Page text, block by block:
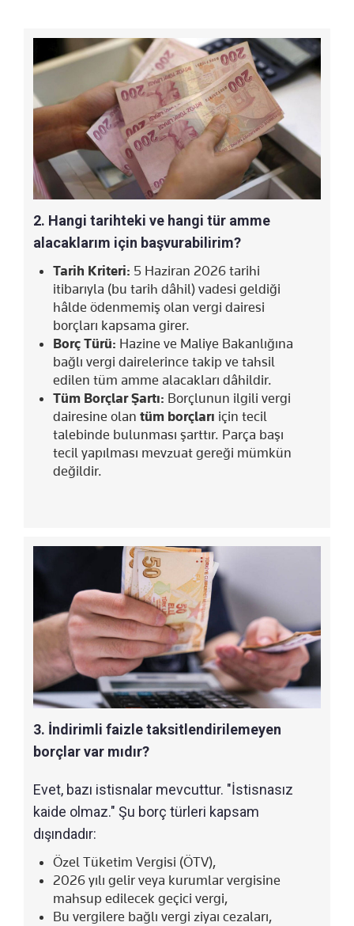
2. Hangi tarihteki ve hangi tür amme
alacaklarım için başvurabilirim?
Tarih Kriteri: 5 Haziran 2026 tarihi
itibarıyla (bu tarih dâhil) vadesi geldiği
hâlde ödenmemiş olan vergi dairesi
borçları kapsama girer.
Borç Türü: Hazine ve Maliye Bakanlığına
bağlı vergi dairelerince takip ve tahsil
edilen tüm amme alacakları dâhildir.
Tüm Borçlar Şartı: Borçlunun ilgili vergi
dairesine olan tüm borçları için tecil
talebinde bulunması şarttır. Parça başı
tecil yapılması mevzuat gereği mümkün
değildir.
3. İndirimli faizle taksitlendirilemeyen
borçlar var mıdır?
Evet, bazı istisnalar mevcuttur. "İstisnasız
kaide olmaz." Şu borç türleri kapsam
dışındadır:
Özel Tüketim Vergisi (ÖTV),
2026 yılı gelir veya kurumlar vergisine
mahsup edilecek geçici vergi,
Bu vergilere bağlı vergi ziyaı cezaları,